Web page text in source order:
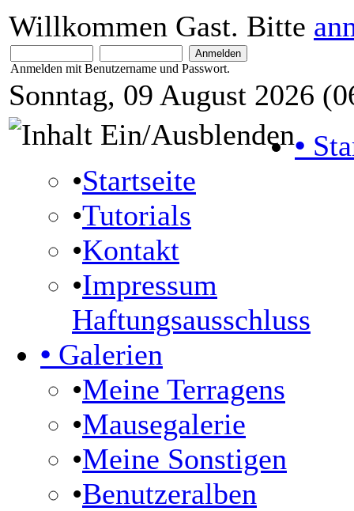
Willkommen Gast. Bitte
Anmelden mit Benutzername und Passwort.
Sonntag, 09 August 2026
•
•Startseite
•Tutorials
•Kontakt
•Impressum
Haftungsausschluss
• Galerien
•Meine Terragens
•Mausegalerie
•Meine Sonstigen
•Benutzeralben